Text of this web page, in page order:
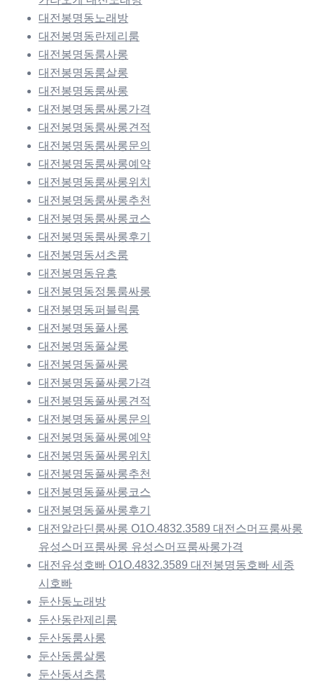
대전봉명동노래방
대전봉명동란제리룸
대전봉명동룸사롱
대전봉명동룸살롱
대전봉명동룸싸롱
대전봉명동룸싸롱가격
대전봉명동룸싸롱견적
대전봉명동룸싸롱문의
대전봉명동룸싸롱예약
대전봉명동룸싸롱위치
대전봉명동룸싸롱추천
대전봉명동룸싸롱코스
대전봉명동룸싸롱후기
대전봉명동셔츠룸
대전봉명동유흥
대전봉명동정통룸싸롱
대전봉명동퍼블릭룸
대전봉명동풀사롱
대전봉명동풀살롱
대전봉명동풀싸롱
대전봉명동풀싸롱가격
대전봉명동풀싸롱견적
대전봉명동풀싸롱문의
대전봉명동풀싸롱예약
대전봉명동풀싸롱위치
대전봉명동풀싸롱추천
대전봉명동풀싸롱코스
대전봉명동풀싸롱후기
대전알라딘룸싸롱 O1O.4832.3589 대전스머프룸싸롱
유성스머프룸싸롱 유성스머프룸싸롱가격
대전유성호빠 O1O.4832.3589 대전봉명동호빠 세종
시호빠
둔산동노래방
둔산동란제리룸
둔산동룸사롱
둔산동룸살롱
둔산동셔츠룸